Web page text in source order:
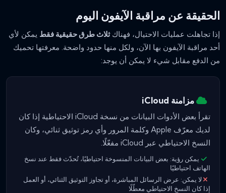
الحقيقة عن مراقبة الآيفون اليوم
إذا تجاهلت عمليات الاحتيال، فهناكثلاث طرق حقيقية فقط يمكن لأي
أحد مراقبة الآيفون بها الآن، ولكل منها حدود واضحة. معرفتها تحميك
من الدفع مقابل شيء لا يمكن أن يوجد:
مزامنة iCloud
تقرأ بعض الأدوات البيانات من نسخة iCloud الاحتياطية إذا كان
لديك معرّف Apple وكلمة المرور وأي رمز توثيق ثنائي، وكان
النسخ الاحتياطي عبر iCloud مفعّلًا.
يمكن رؤية: بعض البيانات المنسوخة احتياطيًا، تُحدّث فقط عند نسخ
الهاتف احتياطيًا
لا يمكن: عرض الرسائل المباشرة، أو تجاوز التوثيق الثنائي، أو العمل
إذا كان النسخ الاحتياطي معطّلًا